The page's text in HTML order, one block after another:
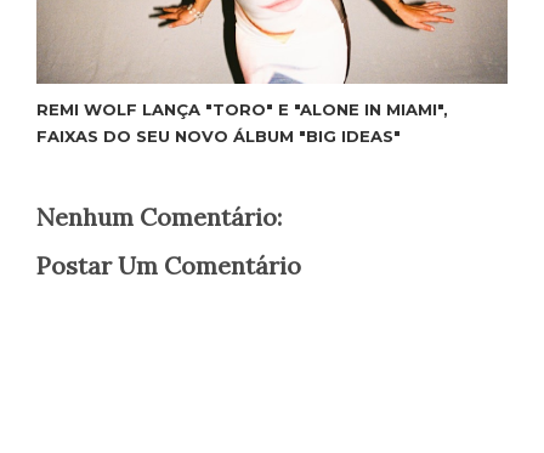
REMI WOLF LANÇA "TORO" E "ALONE IN MIAMI",
FAIXAS DO SEU NOVO ÁLBUM "BIG IDEAS"
Nenhum Comentário:
Postar Um Comentário